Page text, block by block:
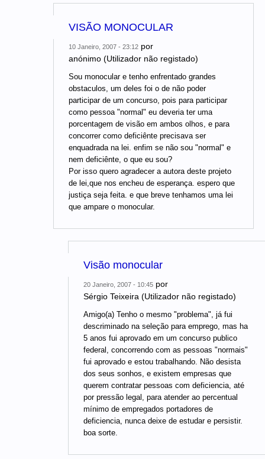
VISÃO MONOCULAR
10 Janeiro, 2007 - 23:12 por
anónimo (Utilizador não registado)
Sou monocular e tenho enfrentado grandes
obstaculos, um deles foi o de não poder
participar de um concurso, pois para participar
como pessoa "normal" eu deveria ter uma
porcentagem de visão em ambos olhos, e para
concorrer como deficiênte precisava ser
enquadrada na lei. enfim se não sou "normal" e
nem deficiênte, o que eu sou?
Por isso quero agradecer a autora deste projeto
de lei,que nos encheu de esperança. espero que
justiça seja feita. e que breve tenhamos uma lei
que ampare o monocular.
Visão monocular
20 Janeiro, 2007 - 10:45 por
Sérgio Teixeira (Utilizador não registado)
Amigo(a) Tenho o mesmo "problema", já fui
descriminado na seleção para emprego, mas ha
5 anos fui aprovado em um concurso publico
federal, concorrendo com as pessoas "normais"
fui aprovado e estou trabalhando. Não desista
dos seus sonhos, e existem empresas que
querem contratar pessoas com deficiencia, até
por pressão legal, para atender ao percentual
mínimo de empregados portadores de
deficiencia, nunca deixe de estudar e persistir.
boa sorte.